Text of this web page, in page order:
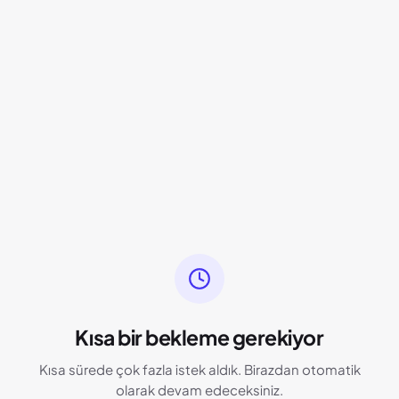
Kısa bir bekleme gerekiyor
Kısa sürede çok fazla istek aldık. Birazdan otomatik
olarak devam edeceksiniz.